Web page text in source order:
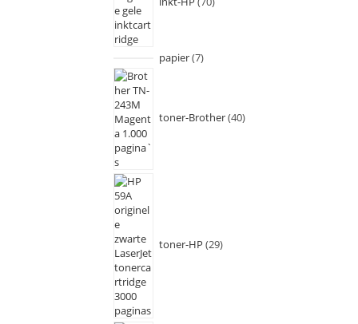
papier 7
toner-Brother 40
toner-HP 29